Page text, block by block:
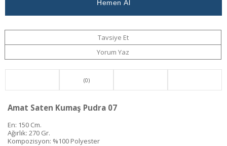
Tavsiye Et
Yorum Yaz
(0)
Amat Saten Kumaş Pudra 07
En: 150 Cm.
Ağırlık: 270 Gr.
Kompozisyon: %100 Polyester